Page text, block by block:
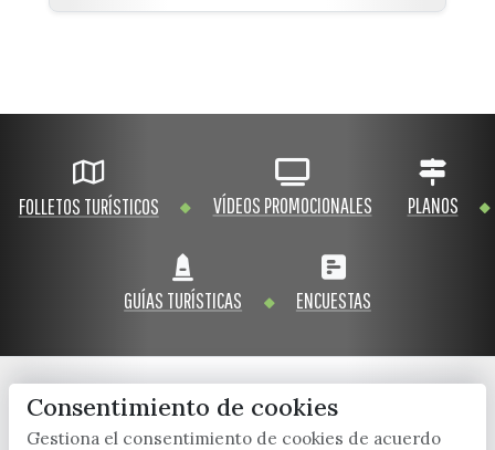
FOLLETOS TURÍSTICOS VÍDEOS PROMOCIONALES PLANOS
GUÍAS TURÍSTICAS ENCUESTAS
x / twitter facebook youtube instagram
Consentimiento de cookies
Gestiona el consentimiento de cookies de acuerdo